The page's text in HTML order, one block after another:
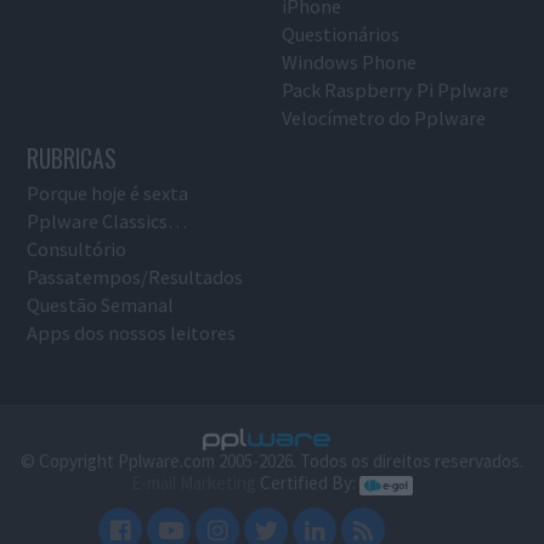
iPhone
Questionários
Windows Phone
Pack Raspberry Pi Pplware
Velocímetro do Pplware
RUBRICAS
Porque hoje é sexta
Pplware Classics…
Consultório
Passatempos/Resultados
Questão Semanal
Apps dos nossos leitores
© Copyright Pplware.com 2005-2026. Todos os direitos reservados.
Certified By: